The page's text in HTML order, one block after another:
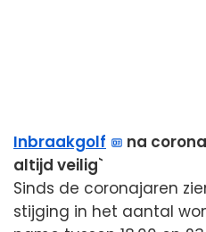
Inbraakgolf
na
altijd veilig`
Sinds de coronajaren
stijging in het aantal